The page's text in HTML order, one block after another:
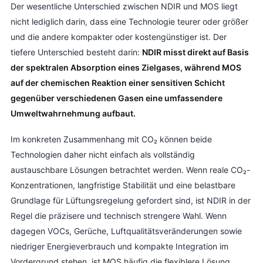
Der wesentliche Unterschied zwischen NDIR und MOS liegt
nicht lediglich darin, dass eine Technologie teurer oder größer
und die andere kompakter oder kostengünstiger ist. Der
tiefere Unterschied besteht darin: NDIR misst direkt auf Basis
der spektralen Absorption eines Zielgases, während MOS
auf der chemischen Reaktion einer sensitiven Schicht
gegenüber verschiedenen Gasen eine umfassendere
Umweltwahrnehmung aufbaut.
Im konkreten Zusammenhang mit CO₂ können beide
Technologien daher nicht einfach als vollständig
austauschbare Lösungen betrachtet werden. Wenn reale CO₂-
Konzentrationen, langfristige Stabilität und eine belastbare
Grundlage für Lüftungsregelung gefordert sind, ist NDIR in der
Regel die präzisere und technisch strengere Wahl. Wenn
dagegen VOCs, Gerüche, Luftqualitätsveränderungen sowie
niedriger Energieverbrauch und kompakte Integration im